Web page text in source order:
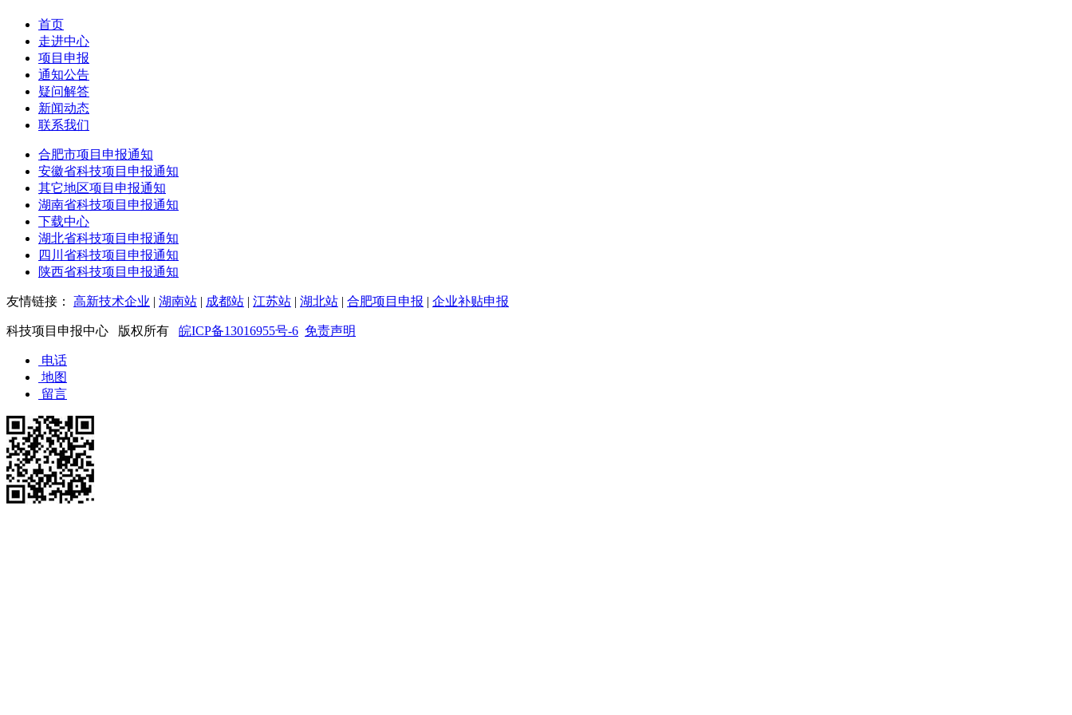
首页
走进中心
项目申报
通知公告
疑问解答
新闻动态
联系我们
合肥市项目申报通知
安徽省科技项目申报通知
其它地区项目申报通知
湖南省科技项目申报通知
下载中心
湖北省科技项目申报通知
四川省科技项目申报通知
陕西省科技项目申报通知
友情链接： 高新技术企业 | 湖南站 | 成都站 | 江苏站 | 湖北站 | 合肥项目申报 | 企业补贴申报
科技项目申报中心 版权所有 皖ICP备13016955号-6 免责声明
电话
地图
留言